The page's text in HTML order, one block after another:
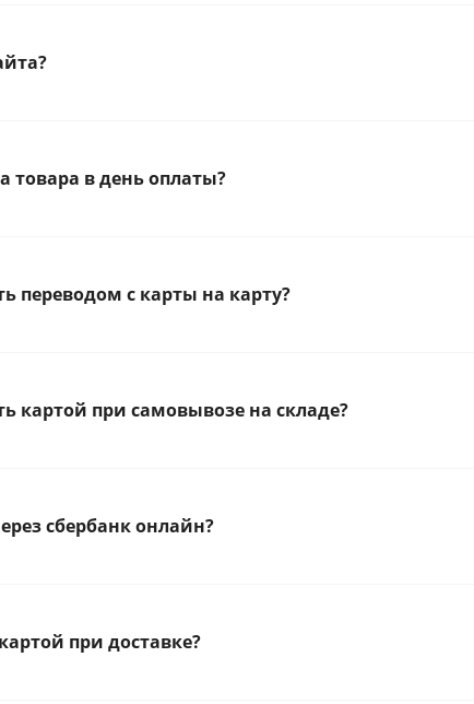
товара в день оплаты?
переводом с карты на карту?
картой при самовывозе на складе?
сбербанк онлайн?
при доставке?